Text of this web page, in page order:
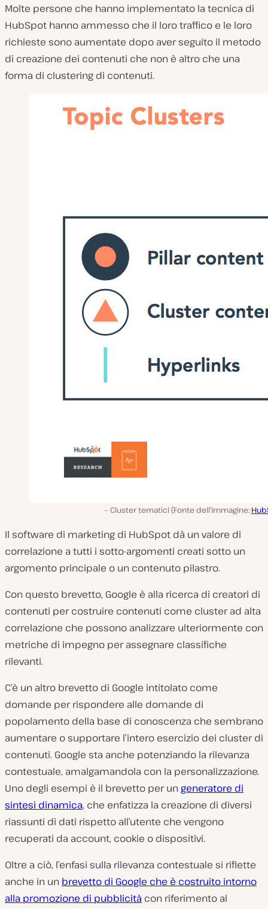
Molte persone che hanno implementato la tecnica di
HubSpot hanno ammesso che il loro traffico e le loro
richieste sono aumentate dopo aver seguito il metodo
di creazione dei contenuti che non è altro che una
forma di clustering di contenuti.
Cluster tematici (Fonte dell’immagine:
Il software di marketing di HubSpot dà un valore di
correlazione a tutti i sotto-argomenti creati sotto un
argomento principale o un contenuto pilastro.
Con questo brevetto, Google è alla ricerca di creatori di
contenuti per costruire contenuti come cluster ad alta
correlazione che possono analizzare ulteriormente con
metriche di impegno per assegnare classifiche
rilevanti.
C’è un altro brevetto di Google intitolato come
domande per rispondere alle domande di
popolamento della base di conoscenza che sembrano
aumentare o supportare l’intero esercizio dei cluster di
contenuti. Google sta anche potenziando la rilevanza
contestuale, amalgamandola con la personalizzazione.
Uno degli esempi è il brevetto per ungeneratore di
sintesi dinamica, che enfatizza la creazione di diversi
riassunti di dati rispetto all’utente che vengono
recuperati da account, cookie o dispositivi.
Oltre a ciò, l’enfasi sulla rilevanza contestuale si riflette
anche in un brevetto di Google che è costruito intorno
alla promozione di pubblicità con riferimento al